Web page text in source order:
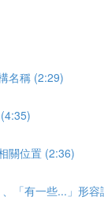
名稱 (2:29)
關位置 (2:36)
、「有一些...」形